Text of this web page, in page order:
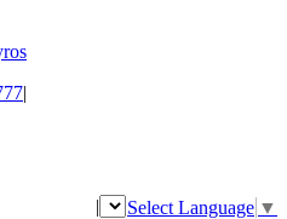
|
| Select Language ▼